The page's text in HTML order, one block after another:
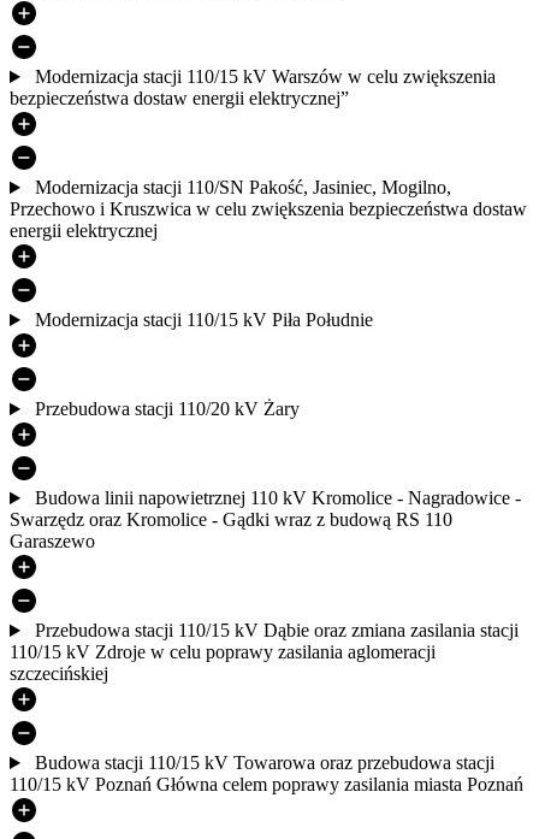
Modernizacja stacji 110/15 kV Warszów w celu zwiększenia
bezpieczeństwa dostaw energii elektrycznej”
Modernizacja stacji 110/SN Pakość, Jasiniec, Mogilno,
Przechowo i Kruszwica w celu zwiększenia bezpieczeństwa dostaw
energii elektrycznej
Modernizacja stacji 110/15 kV Piła Południe
Przebudowa stacji 110/20 kV Żary
Budowa linii napowietrznej 110 kV Kromolice - Nagradowice -
Swarzędz oraz Kromolice - Gądki wraz z budową RS 110
Garaszewo
Przebudowa stacji 110/15 kV Dąbie oraz zmiana zasilania stacji
110/15 kV Zdroje w celu poprawy zasilania aglomeracji
szczecińskiej
Budowa stacji 110/15 kV Towarowa oraz przebudowa stacji
110/15 kV Poznań Główna celem poprawy zasilania miasta Poznań